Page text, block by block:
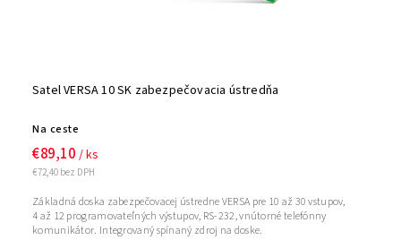
Satel VERSA 10 SK zabezpečovacia ústredňa
Na ceste
€72,40 bez DPH
€89,10 / ks
Základná doska zabezpečovacej ústredne VERSA pre 10 až 30 vstupov,
4 až 12 programovateľných výstupov, RS-232, vnútorné telefónny
komunikátor. Integrovaný spínaný zdroj na doske.